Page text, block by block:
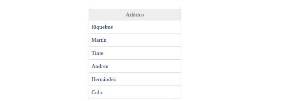
Atlético
Riquelme
Martín
Tinte
Andreu
Hernández
Cobo